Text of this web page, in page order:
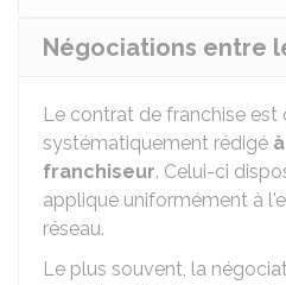
Négociations entre
Le contrat de franchise est
systématiquement rédigé
franchiseur. Celui-ci
applique uniformément à
réseau.
Le plus souvent, la